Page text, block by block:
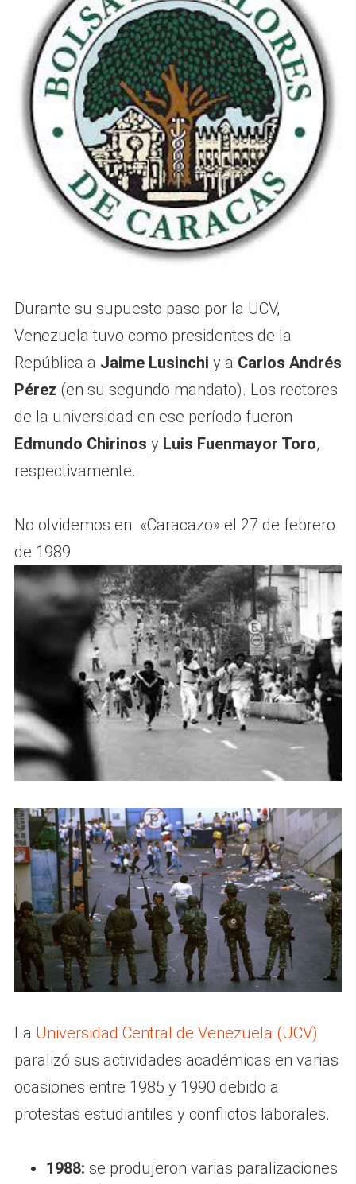
Durante su supuesto paso por la UCV,
Venezuela tuvo como presidentes de la
República a Jaime Lusinchi y a Carlos Andrés
Pérez (en su segundo mandato). Los rectores
de la universidad en ese período fueron
Edmundo Chirinos y Luis Fuenmayor Toro,
respectivamente.
No olvidemos en «Caracazo» el 27 de febrero
de 1989
La Universidad Central de Venezuela (UCV)
paralizó sus actividades académicas en varias
ocasiones entre 1985 y 1990 debido a
protestas estudiantiles y conflictos laborales.
1988: se produjeron varias paralizaciones